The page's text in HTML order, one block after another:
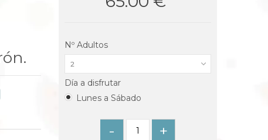
Nº Adultos
2
Día a disfrutar
Lunes a Sábado
- +